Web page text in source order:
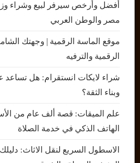
أفضل وأرخص سيرفر لبيع وشراء
مصر والوطن العربي
موقع الماسة الرقمية | وجهتك
الرقمية والترفيه
شراء لايكات انستقرام: هل تساعد
وبناء الثقة؟
علم الميقات: قصة ألف عام من
الهاتف الذكي في خدمة الصلاة
الاسطول السريع لنقل الاثاث: